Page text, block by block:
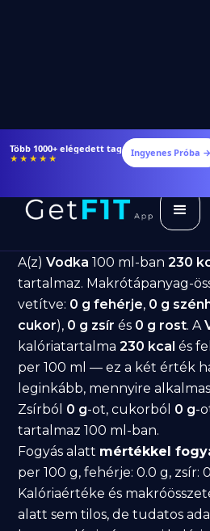
Több 1000+ elégedett tag
★★★★★ Ingyenes Próba →
Vodka fogyásra:
diéta alatt?
A(z)Vodka 100 ml-ban230
tartalmaz. Makrótápanyag-
vetítve: 0 g fehérje, 0 g
cukor), 0 g zsír és 0 g rost. A
kalóriatartalma230 kcal és
per 100 ml — ez a két érték
leginkább, mennyire
Zsírból 0 g-ot, cukorból 0 g-
tartalmaz 100 ml-ban.
Fogyás alatt mértékkel
per 100 g, fehérje: 0.0 g, zsír:
Kalóriaértéke és
alatt sem tilos, de tudatos